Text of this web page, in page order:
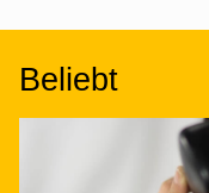
Beliebt